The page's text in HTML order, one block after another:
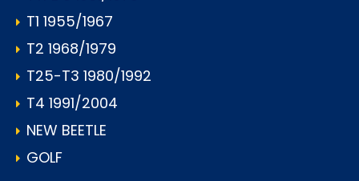
T1 1955/1967
T2 1968/1979
T25-T3 1980/1992
T4 1991/2004
NEW BEETLE
GOLF